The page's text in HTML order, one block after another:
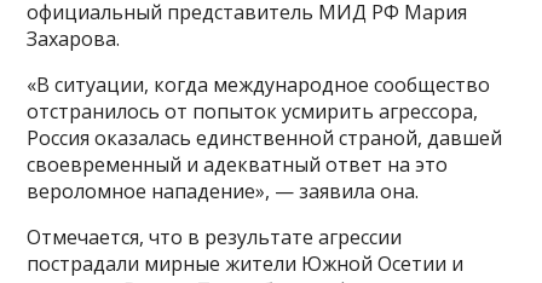
официальный представитель МИД РФ Мария
Захарова.
«В ситуации, когда международное сообщество
отстранилось от попыток усмирить агрессора,
Россия оказалась единственной страной, давшей
своевременный и адекватный ответ на это
вероломное нападение», — заявила она.
Отмечается, что в результате агрессии
пострадали мирные жители Южной Осетии и